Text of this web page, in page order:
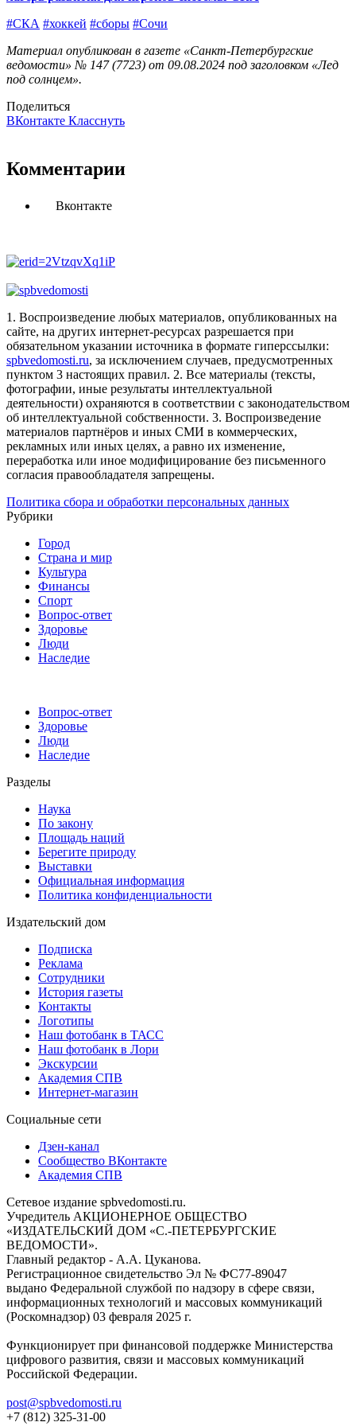
#СКА #хоккей #сборы #Сочи
Материал опубликован в газете «Санкт-Петербургские
ведомости» № 147 (7723) от 09.08.2024 под заголовком «Лед
под солнцем».
Поделиться
ВКонтакте Класснуть
Комментарии
Вконтакте
1. Воспроизведение любых материалов, опубликованных на
сайте, на других интернет-ресурсах разрешается при
обязательном указании источника в формате гиперссылки:
spbvedomosti.ru, за исключением случаев, предусмотренных
пунктом 3 настоящих правил. 2. Все материалы (тексты,
фотографии, иные результаты интеллектуальной
деятельности) охраняются в соответствии с законодательством
об интеллектуальной собственности. 3. Воспроизведение
материалов партнёров и иных СМИ в коммерческих,
рекламных или иных целях, а равно их изменение,
переработка или иное модифицирование без письменного
согласия правообладателя запрещены.
Политика сбора и обработки персональных данных
Рубрики
Город
Страна и мир
Культура
Финансы
Спорт
Вопрос-ответ
Здоровье
Люди
Наследие
Вопрос-ответ
Здоровье
Люди
Наследие
Разделы
Наука
По закону
Площадь наций
Берегите природу
Выставки
Официальная информация
Политика конфиденциальности
Издательский дом
Подписка
Реклама
Сотрудники
История газеты
Контакты
Логотипы
Наш фотобанк в ТАСС
Наш фотобанк в Лори
Экскурсии
Академия СПВ
Интернет-магазин
Социальные сети
Дзен-канал
Сообщество ВКонтакте
Академия СПВ
Сетевое издание spbvedomosti.ru.
Учредитель АКЦИОНЕРНОЕ ОБЩЕСТВО
«ИЗДАТЕЛЬСКИЙ ДОМ «С.-ПЕТЕРБУРГСКИЕ
ВЕДОМОСТИ».
Главный редактор - А.А. Цуканова.
Регистрационное свидетельство Эл № ФС77-89047
выдано Федеральной службой по надзору в сфере связи,
информационных технологий и массовых коммуникаций
(Роскомнадзор) 03 февраля 2025 г.
Функционирует при финансовой поддержке Министерства
цифрового развития, связи и массовых коммуникаций
Российской Федерации.
post@spbvedomosti.ru
+7 (812) 325-31-00